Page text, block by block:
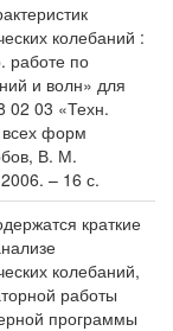
колебаний :
работе по
и волн» для
02 03 «Техн.
всех форм
В. М.
– 16 с.
краткие
колебаний,
работы
программы